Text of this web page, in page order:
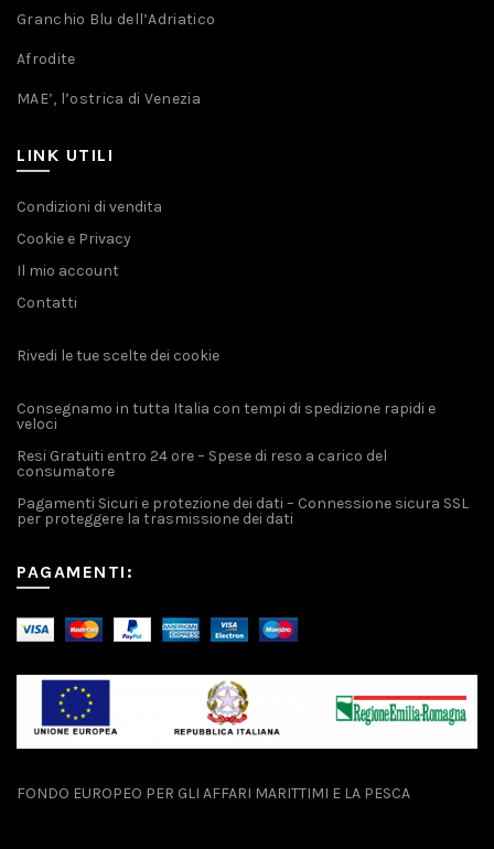
Granchio Blu dell’Adriatico
Afrodite
MAE’, l’ostrica di Venezia
LINK UTILI
Condizioni di vendita
Cookie e Privacy
Il mio account
Contatti
Rivedi le tue scelte dei cookie
Consegnamo in tutta Italia con tempi di spedizione rapidi e
veloci
Resi Gratuiti entro 24 ore – Spese di reso a carico del
consumatore
Pagamenti Sicuri e protezione dei dati – Connessione sicura SSL
per proteggere la trasmissione dei dati
PAGAMENTI:
FONDO EUROPEO PER GLI AFFARI MARITTIMI E LA PESCA